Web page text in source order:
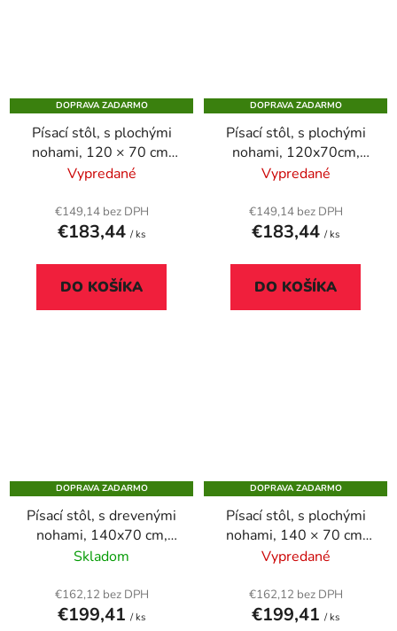
DOPRAVA ZADARMO
Písací stôl, s plochými
nohami, 120 × 70 cm,
MAYAH „Freedom SV-
Vypredané
€149,14 bez DPH
€183,44 / ks
DO KOŠÍKA
DOPRAVA ZADARMO
Písací stôl, s plochými
nohami, 120x70cm,
MAYAH "Freedom SV-
Vypredané
€149,14 bez DPH
€183,44 / ks
DO KOŠÍKA
DOPRAVA ZADARMO
Písací stôl, s drevenými
nohami, 140x70 cm,
MAYAH "Freedom SV-
Skladom
€162,12 bez DPH
€199,41 / ks
DOPRAVA ZADARMO
Písací stôl, s plochými
nohami, 140 × 70 cm,
MAYAH „Freedom SV-
Vypredané
€162,12 bez DPH
€199,41 / ks